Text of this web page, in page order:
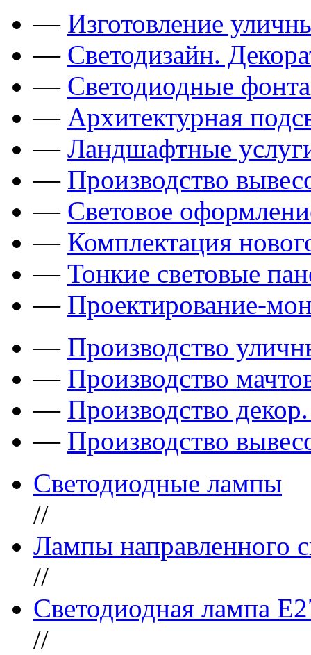
— Изготовление
— Светодизайн.
— Светодиодные
— Архитектурная
— Ландшафтные
— Производство
— Световое
— Комплектация
— Тонкие световые
— Проектирование-
— Производство
— Производство
— Производство
— Производство
Светодиодные лампы
//
Лампы направленного
//
Светодиодная лампа
//